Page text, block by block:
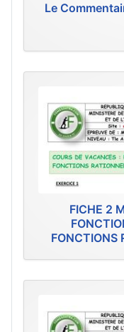
Le
FICHE 2
FONCTIONS